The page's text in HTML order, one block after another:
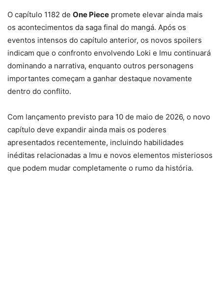
O capítulo 1182 de One Piece promete elevar ainda mais
os acontecimentos da saga final do mangá. Após os
eventos intensos do capítulo anterior, os novos spoilers
indicam que o confronto envolvendo Loki e Imu continuará
dominando a narrativa, enquanto outros personagens
importantes começam a ganhar destaque novamente
dentro do conflito.
Com lançamento previsto para 10 de maio de 2026, o novo
capítulo deve expandir ainda mais os poderes
apresentados recentemente, incluindo habilidades
inéditas relacionadas a Imu e novos elementos misteriosos
que podem mudar completamente o rumo da história.